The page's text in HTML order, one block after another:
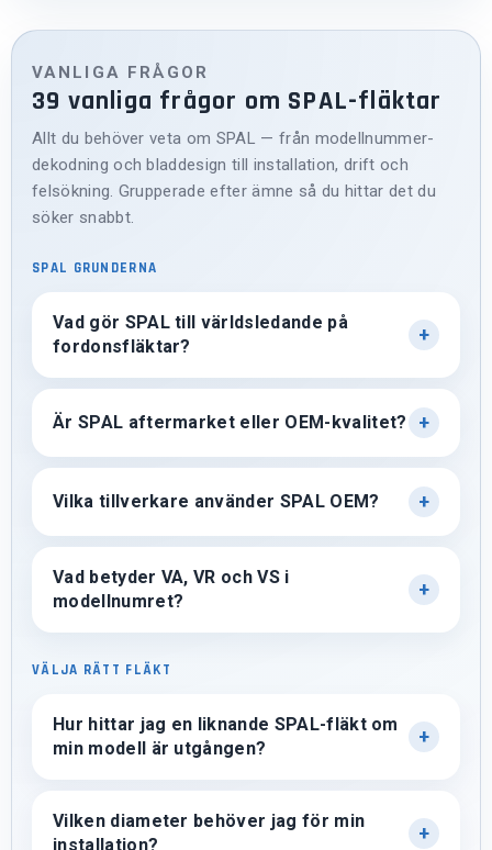
VANLIGA FRÅGOR
39 vanliga frågor om SPAL-fläktar
Allt du behöver veta om SPAL — från modellnummer-
dekodning och bladdesign till installation, drift och
felsökning. Grupperade efter ämne så du hittar det du
söker snabbt.
SPAL GRUNDERNA
Vad gör SPAL till världsledande på
fordonsfläktar?
Är SPAL aftermarket eller OEM-kvalitet?
Vilka tillverkare använder SPAL OEM?
Vad betyder VA, VR och VS i
modellnumret?
VÄLJA RÄTT FLÄKT
Hur hittar jag en liknande SPAL-fläkt om
min modell är utgången?
Vilken diameter behöver jag för min
installation?